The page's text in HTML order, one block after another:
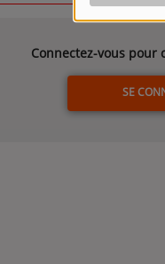
Connectez-vous pour
SE